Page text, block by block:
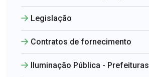
Legislação
Contratos de fornecimento
Iluminação Pública - Prefeituras